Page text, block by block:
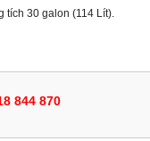
tích 30 galon (114 Lít).
844 870